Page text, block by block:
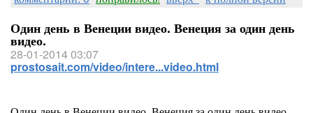
Один день в Венеции видео. Венеция за один день
видео.
28-01-2014 03:07
prostosait.com/video/intere...video.html